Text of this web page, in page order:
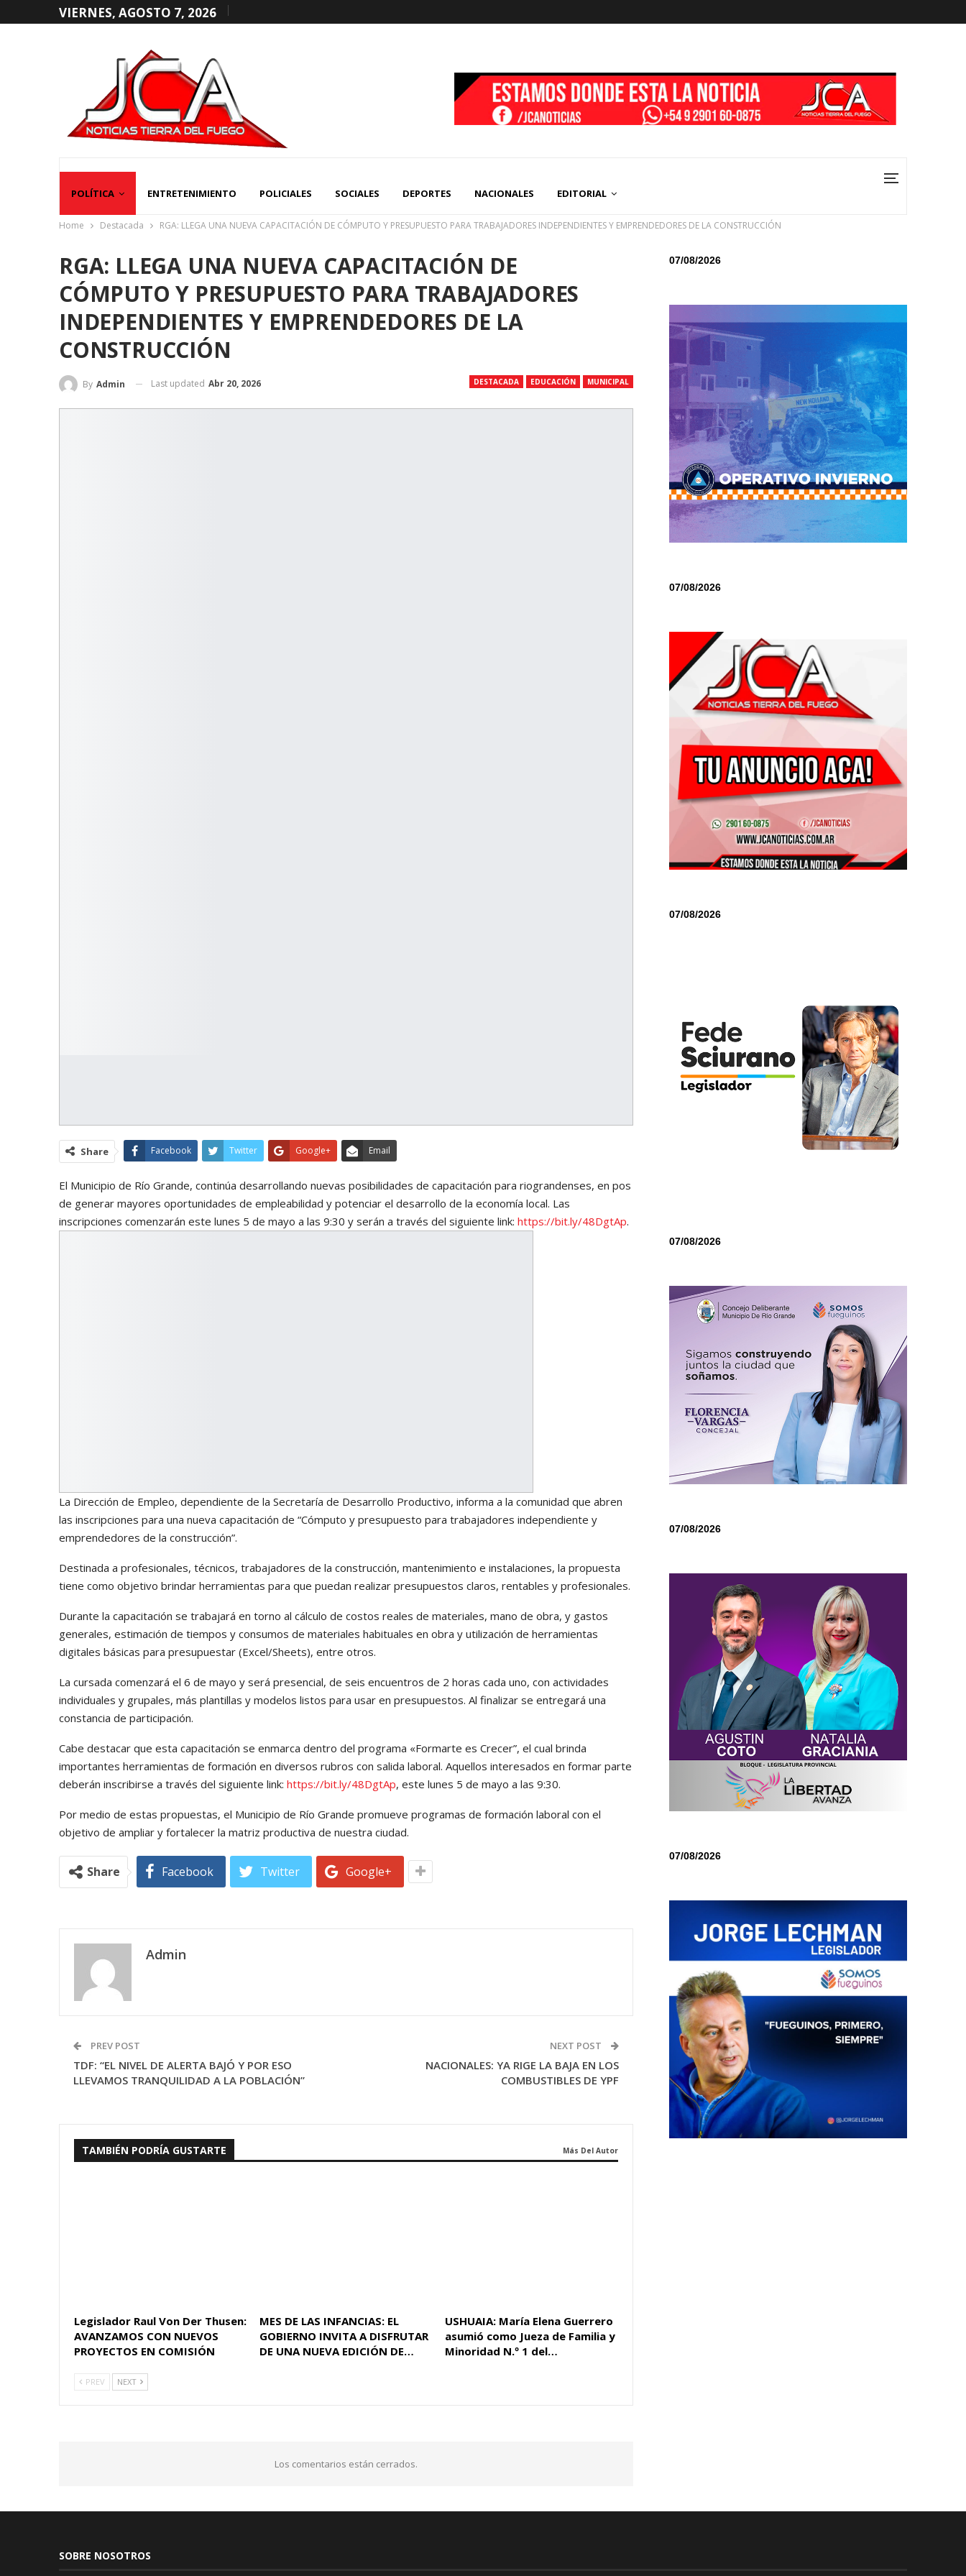
VIERNES, AGOSTO 7, 2026
POLÍTICA ENTRETENIMIENTO POLICIALES SOCIALES DEPORTES NACIONALES EDITORIAL
Home Destacada RGA: LLEGA UNA NUEVA CAPACITACIÓN DE CÓMPUTO Y PRESUPUESTO PARA TRABAJADORES INDEPENDIENTES Y EMPRENDEDORES DE LA CONSTRUCCIÓN
RGA: LLEGA UNA NUEVA CAPACITACIÓN DE
CÓMPUTO Y PRESUPUESTO PARA TRABAJADORES
INDEPENDIENTES Y EMPRENDEDORES DE LA
CONSTRUCCIÓN
DESTACADA EDUCACIÓN MUNICIPAL
By Admin Last updated Abr 20, 2026
Share Facebook Twitter Google+ Email
El Municipio de Río Grande, continúa desarrollando nuevas posibilidades de capacitación para riograndenses, en pos
de generar mayores oportunidades de empleabilidad y potenciar el desarrollo de la economía local. Las
inscripciones comenzarán este lunes 5 de mayo a las 9:30 y serán a través del siguiente link: https://bit.ly/48DgtAp.
La Dirección de Empleo, dependiente de la Secretaría de Desarrollo Productivo, informa a la comunidad que abren
las inscripciones para una nueva capacitación de “Cómputo y presupuesto para trabajadores independiente y
emprendedores de la construcción”.
Destinada a profesionales, técnicos, trabajadores de la construcción, mantenimiento e instalaciones, la propuesta
tiene como objetivo brindar herramientas para que puedan realizar presupuestos claros, rentables y profesionales.
Durante la capacitación se trabajará en torno al cálculo de costos reales de materiales, mano de obra, y gastos
generales, estimación de tiempos y consumos de materiales habituales en obra y utilización de herramientas
digitales básicas para presupuestar (Excel/Sheets), entre otros.
La cursada comenzará el 6 de mayo y será presencial, de seis encuentros de 2 horas cada uno, con actividades
individuales y grupales, más plantillas y modelos listos para usar en presupuestos. Al finalizar se entregará una
constancia de participación.
Cabe destacar que esta capacitación se enmarca dentro del programa «Formarte es Crecer”, el cual brinda
importantes herramientas de formación en diversos rubros con salida laboral. Aquellos interesados en formar parte
deberán inscribirse a través del siguiente link: https://bit.ly/48DgtAp, este lunes 5 de mayo a las 9:30.
Por medio de estas propuestas, el Municipio de Río Grande promueve programas de formación laboral con el
objetivo de ampliar y fortalecer la matriz productiva de nuestra ciudad.
Share Facebook Twitter Google+
Admin
PREV POST
TDF: “EL NIVEL DE ALERTA BAJÓ Y POR ESO
LLEVAMOS TRANQUILIDAD A LA POBLACIÓN”
NEXT POST
NACIONALES: YA RIGE LA BAJA EN LOS
COMBUSTIBLES DE YPF
TAMBIÉN PODRÍA GUSTARTE Más Del Autor
Legislador Raul Von Der Thusen:
AVANZAMOS CON NUEVOS
PROYECTOS EN COMISIÓN
MES DE LAS INFANCIAS: EL
GOBIERNO INVITA A DISFRUTAR
DE UNA NUEVA EDICIÓN DE…
USHUAIA: María Elena Guerrero
asumió como Jueza de Familia y
Minoridad N.º 1 del…
PREV NEXT
Los comentarios están cerrados.
07/08/2026
07/08/2026
07/08/2026
07/08/2026
07/08/2026
07/08/2026
SOBRE NOSOTROS